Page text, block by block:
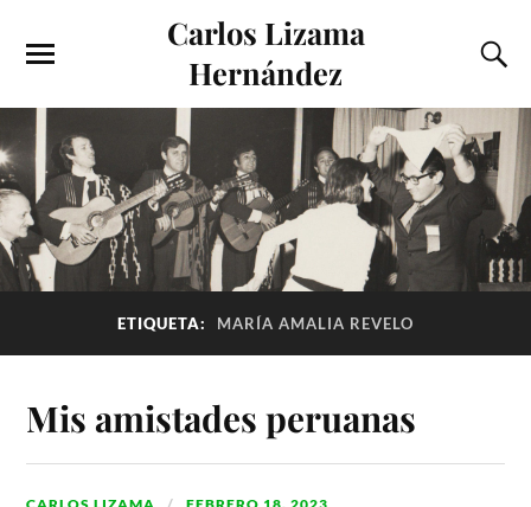
Carlos Lizama
Hernández
ETIQUETA: MARÍA AMALIA REVELO
Mis amistades peruanas